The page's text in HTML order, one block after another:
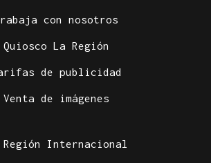
con nosotros
Quiosco La Región
de publicidad
Venta de imágenes
Región Internacional